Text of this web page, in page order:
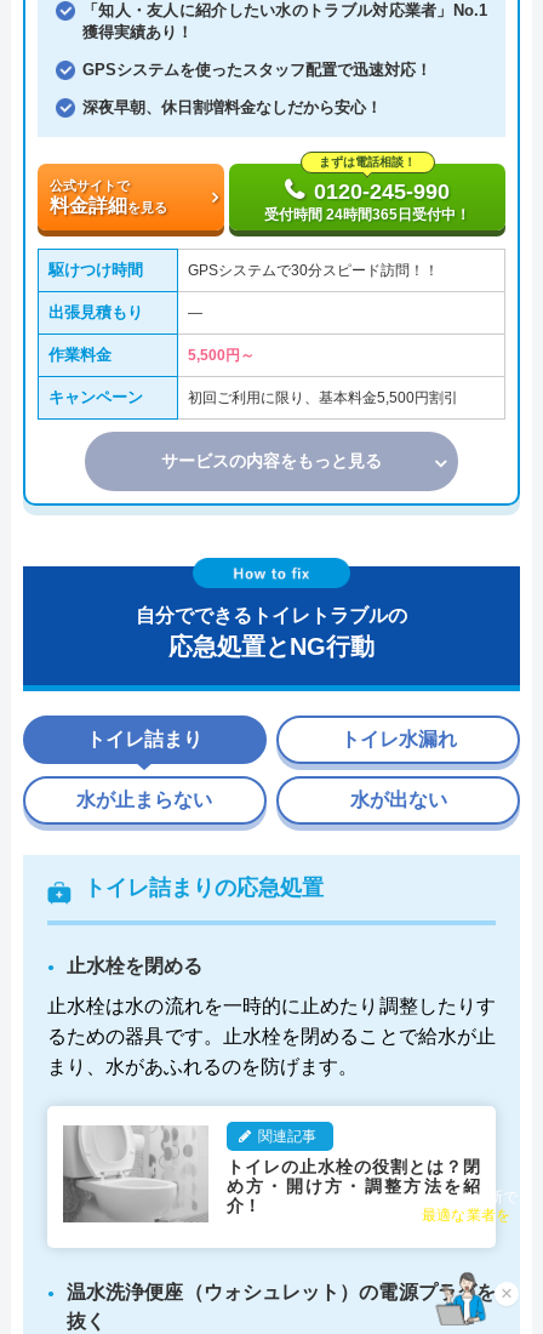
「知人・友人に紹介したい水のトラブル対応業者」No.1
獲得実績あり！
GPSシステムを使ったスタッフ配置で迅速対応！
深夜早朝、休日割増料金なしだから安心！
公式サイトで
料金詳細を見る
まずは電話相談！
0120-245-990
受付時間 24時間365日受付中！
駆けつけ時間 GPSシステムで30分スピード訪問！！
出張見積もり ―
作業料金 5,500円～
キャンペーン 初回ご利用に限り、基本料金5,500円割引
サービスの内容をもっと見る
自分でできるトイレトラブルの
応急処置とNG行動
トイレ詰まり
トイレ詰まりの応急処置
止水栓を閉める
止水栓は水の流れを一時的に止めたり調整したりす
るための器具です。止水栓を閉めることで給水が止
まり、水があふれるのを防げます。
関連記事
トイレの止水栓の役割とは？閉
め方・開け方・調整方法を紹
介！
温水洗浄便座（ウォシュレット）の電源プラグを
抜く
トイレ水漏れ
水が止まらない 水が出ない
×
チャット診断で
最適な業者を
ご提案